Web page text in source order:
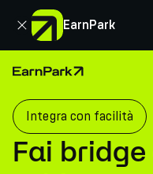
EarnPark
Chiudi
Pagina principale
Prodotti
Mercati
Calcolatori
PARK Token
Integra con facilità
Fai bridge